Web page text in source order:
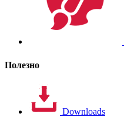
Полезно
Downloads